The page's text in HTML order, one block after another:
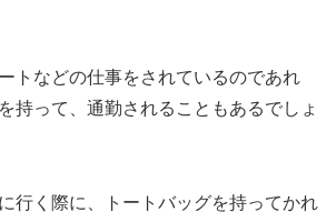
トなどの仕事をされているのであれ
持って、通勤されることもあるでしょ
行く際に、トートバッグを持ってかれ